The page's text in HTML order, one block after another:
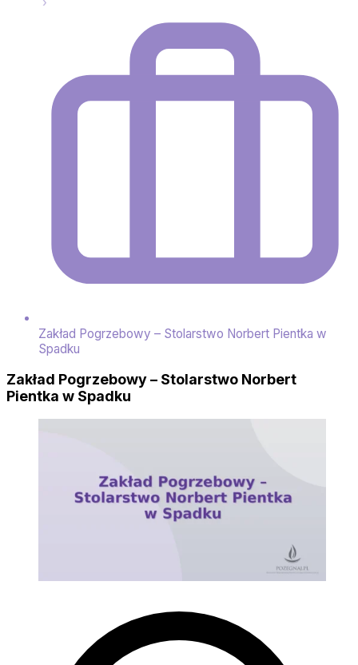
Zakład Pogrzebowy – Stolarstwo Norbert Pientka w
Spadku
Zakład Pogrzebowy – Stolarstwo Norbert
Pientka w Spadku